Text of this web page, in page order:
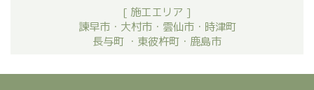
[ 施工エリア ]
諫早市・大村市・雲仙市・時津町
長与町 ・東彼杵町・鹿島市